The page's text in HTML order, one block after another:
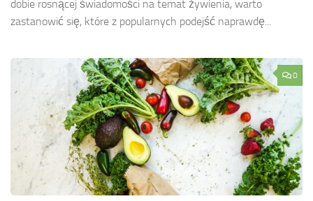
dobie rosnącej świadomości na temat żywienia, warto
zastanowić się, które z popularnych podejść naprawdę...
0